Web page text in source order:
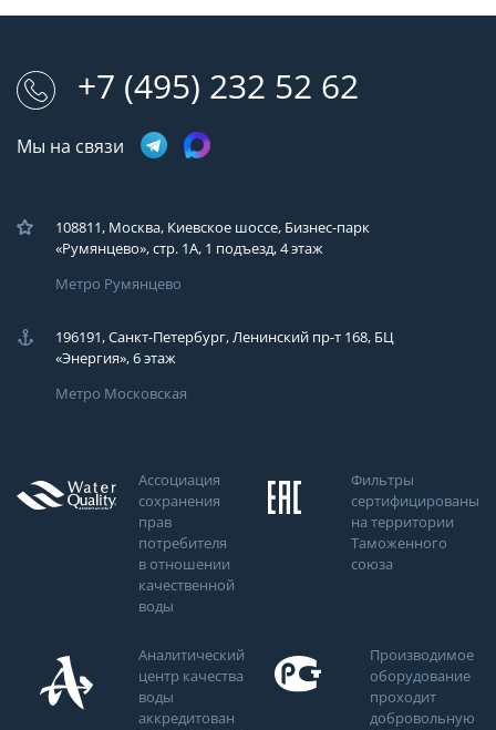
+7 (495) 232 52 62
Мы на связи
108811, Москва, Киевское шоссе, Бизнес-парк
«Румянцево», стр. 1А, 1 подъезд, 4 этаж
Метро Румянцево
196191, Санкт-Петербург, Ленинский пр-т 168, БЦ
«Энергия», 6 этаж
Метро Московская
Ассоциация
сохранения
прав
потребителя
в отношении
качественной
воды
Фильтры
сертифицированы
на территории
Таможенного
союза
Аналитический
центр качества
воды
аккредитован
Производимое
оборудование
проходит
добровольную